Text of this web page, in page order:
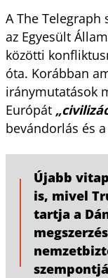
A The
az Egyesült
közötti
óta. Korábban
iránymutatások
Európát
bevándorlás és
Újabb
is, mivel
tartja a